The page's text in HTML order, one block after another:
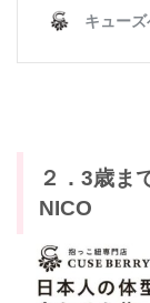
２．3歳ま
NICO